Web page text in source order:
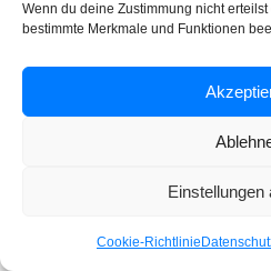
Wenn du deine Zustimmung nicht
bestimmte Merkmale und Funktionen
Einstellungen
Cookie-Richtlinie